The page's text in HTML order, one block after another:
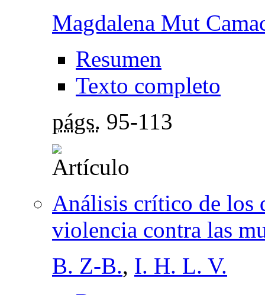
Magdalena Mut
Resumen
Texto completo
págs. 95-113
Análisis crítico de los
violencia contra las
B. Z-B., I. H. L. V.